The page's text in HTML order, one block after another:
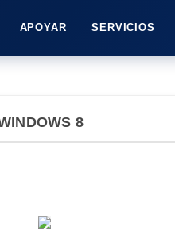
APOYAR SERVICIOS
8